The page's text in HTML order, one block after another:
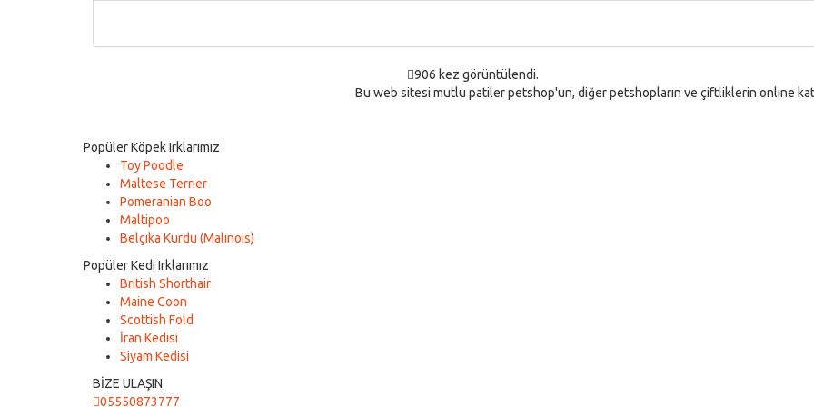
906 kez görüntülendi.
Bu web sitesi mutlu patiler petshop'un, diğer petshopların ve çiftliklerin online
Popüler Köpek Irklarımız
Toy Poodle
Maltese Terrier
Pomeranian Boo
Maltipoo
Belçika Kurdu (Malinois)
Popüler Kedi Irklarımız
British Shorthair
Maine Coon
Scottish Fold
İran Kedisi
Siyam Kedisi
BİZE ULAŞIN
05550873777